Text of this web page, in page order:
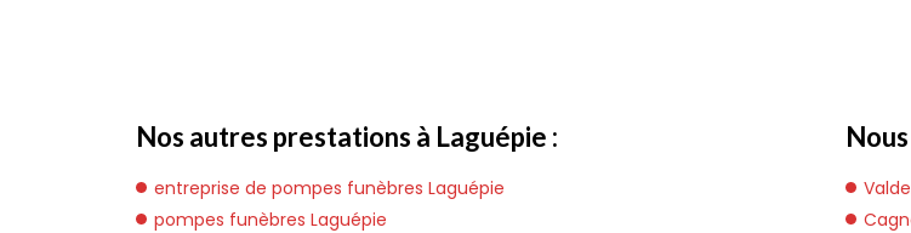
Nos autres prestations à Laguépie :
entreprise de pompes funèbres Laguépie
pompes funèbres Laguépie